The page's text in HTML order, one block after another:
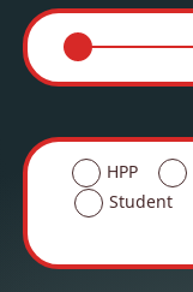
HPP
Student